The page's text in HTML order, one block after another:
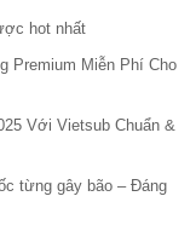
hot nhất
Premium Miễn Phí Cho
Với Vietsub Chuẩn &
từng gây bão – Đáng